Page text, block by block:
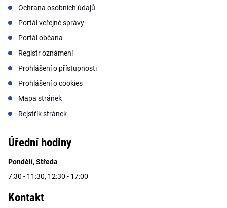
Ochrana osobních údajů
Portál veřejné správy
Portál občana
Registr oznámení
Prohlášení o přístupnosti
Prohlášení o cookies
Mapa stránek
Rejstřík stránek
Úřední hodiny
Pondělí, Středa
7:30 - 11:30, 12:30 - 17:00
Kontakt